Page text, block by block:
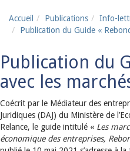
Accueil Publications Info-
Publication du Guide «
Publication du
avec les
Coécrit par le Médiateur des
Juridiques (DAJ) du Ministère de
Relance, le guide intitulé « Les
économique des entreprises,